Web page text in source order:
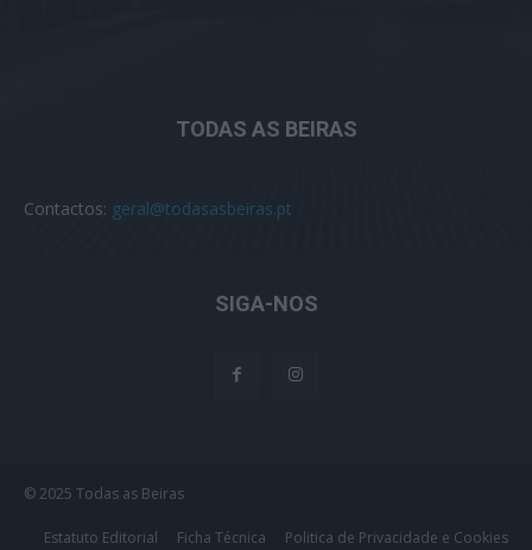
TODAS AS BEIRAS
Contactos: geral@todasasbeiras.pt
SIGA-NOS
© 2025 Todas as Beiras
Estatuto Editorial Ficha Técnica Politica de Privacidade e Cookies